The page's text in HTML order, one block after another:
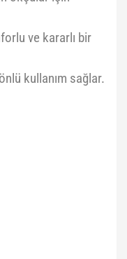
ve kararlı bir
kullanım sağlar.